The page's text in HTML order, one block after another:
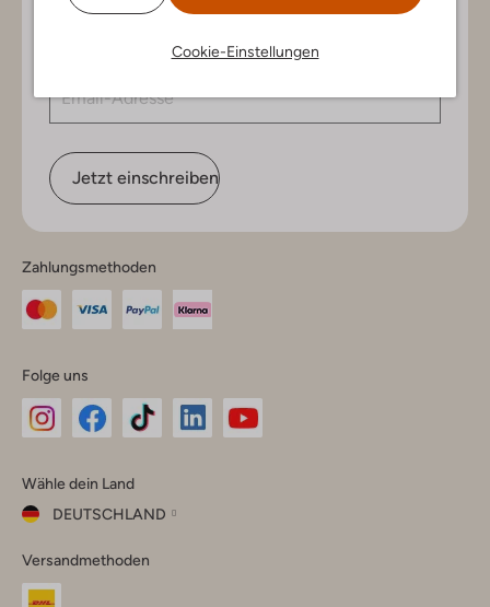
Cookie-Einstellungen
Jetzt einschreiben
Zahlungsmethoden
Folge uns
Instagram
Facebook
TikTok
Wähle dein Land
DEUTSCHLAND
dein
Land
Versandmethoden